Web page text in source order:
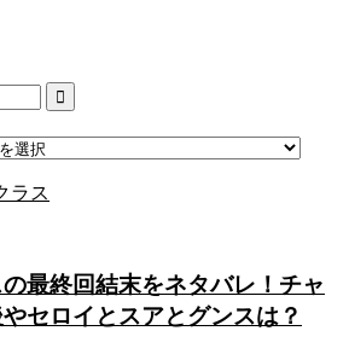
最終回結末をネタバレ！チャ
セロイとスアとグンスは？